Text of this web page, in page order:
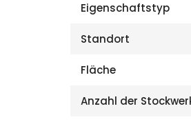
Eigenschaftstyp
Standort
Fläche
Anzahl der